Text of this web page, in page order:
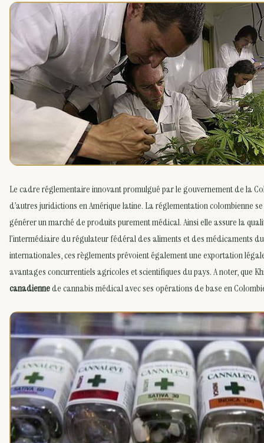
Le cadre réglementaire innovant promulgué par le gouvernement de la
d’autres juridictions en Amérique latine. La réglementation colombienne
générer un marché de produits purement médical. Ainsi elle assure la
l’intermédiaire du régulateur fédéral des aliments et des médicaments
internationales, ces règlements prévoient également une exportation
avantages concurrentiels agricoles et scientifiques du pays. A noter, que
canadiennede cannabis médical avec ses opérations de base en